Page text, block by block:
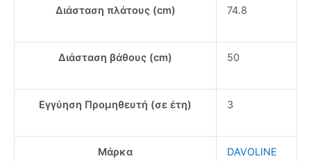
Διάσταση πλάτους (cm) 74.8
Διάσταση βάθους (cm) 50
Εγγύηση Προμηθευτή (σε έτη) 3
Μάρκα DAVOLINE